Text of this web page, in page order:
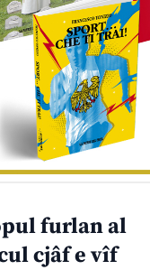
furlan al
cjâf e vîf